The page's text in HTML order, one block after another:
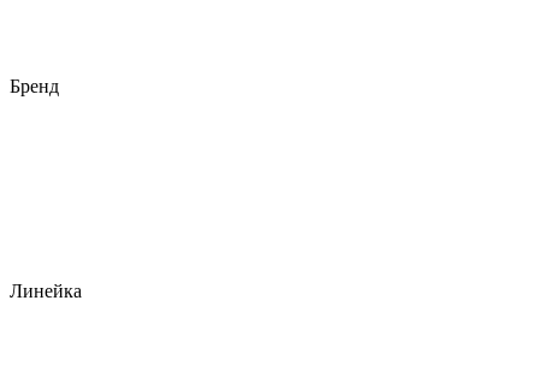
Бренд
Линейка